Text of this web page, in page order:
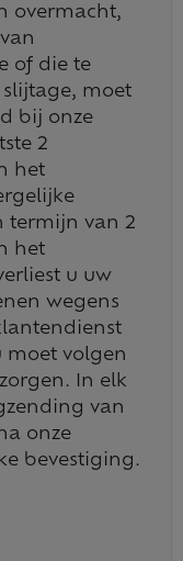
overmacht,
of die te
moet
bij onze
2
het
termijn van 2
het
u uw
wegens
moet volgen
In elk
van
onze
bevestiging.